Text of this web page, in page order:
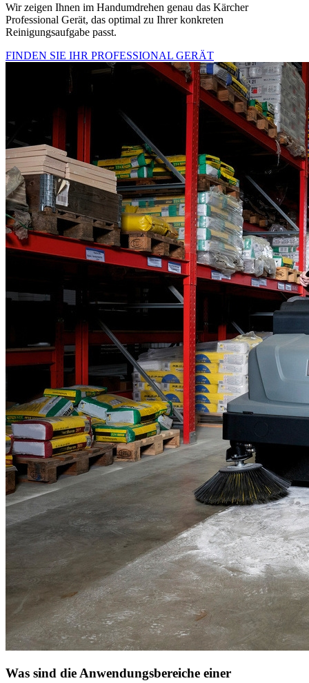
Wir zeigen Ihnen im Handumdrehen genau das Kärcher
Professional Gerät, das optimal zu Ihrer konkreten
Reinigungsaufgabe passt.
FINDEN SIE IHR PROFESSIONAL GERÄT
Was sind die Anwendungsbereiche einer